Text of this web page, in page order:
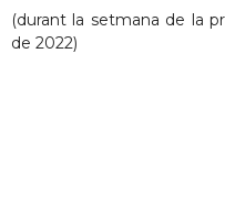
(durant la setmana de la
de 2022)